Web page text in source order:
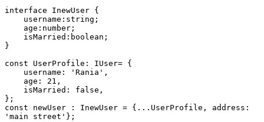
interface InewUser {
    username:string;
    age:number;
    isMarried:boolean;
}
const UserProfile: IUser= {
    username: 'Rania',
    age: 21,
    isMarried: false,
};
const newUser : InewUser = {...UserProfile, address:
'main street'};